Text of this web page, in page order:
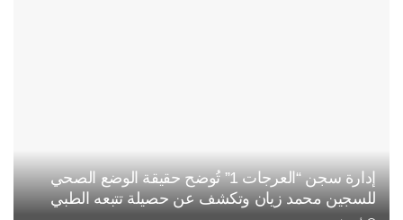
إدارة سجن “العرجات 1” تُوضح حقيقة الوضع الصحي
للسجين محمد زيان وتكشف عن حصيلة تتبعه الطبي